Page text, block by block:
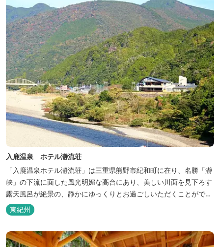
入鹿温泉 ホテル瀞流荘
「入鹿温泉ホテル瀞流荘」は三重県熊野市紀和町に在り、名勝「瀞
峡」の下流に面した風光明媚な高台にあり、美しい川面を見下ろす
露天風呂が絶景の、静かにゆっくりとお過ごしいただくことができ
る温泉宿泊施設です。 熊野古道をはじめ、日本一の棚田と称される
丸山千枚田、赤木城跡、熊野本宮大社（熊野三山）、玉置神社が近
クセスには大変便利な立地と...
東紀州